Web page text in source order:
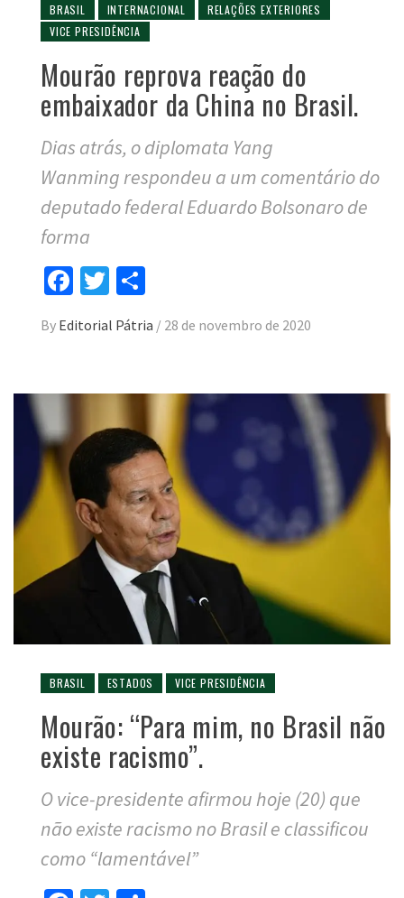
BRASIL INTERNACIONAL
RELAÇÕES EXTERIORES
VICE PRESIDÊNCIA
Mourão reprova reação do
embaixador da China no Brasil.
Dias atrás, o diplomata Yang
Wanming respondeu a um comentário do
deputado federal Eduardo Bolsonaro de
forma
Facebook
Twitter
By Editorial Pátria / 28 de novembro de 2020
BRASIL ESTADOS VICE PRESIDÊNCIA
Mourão: “Para mim, no Brasil não
existe racismo”.
O vice-presidente afirmou hoje (20) que
não existe racismo no Brasil e classificou
como “lamentável”